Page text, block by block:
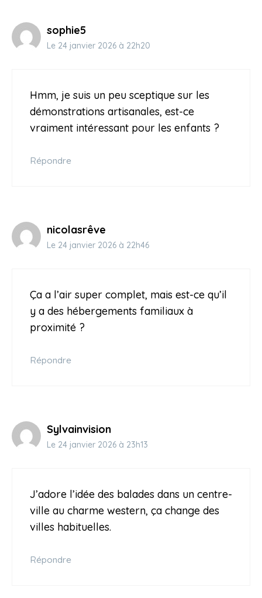
sophie5
Le 24 janvier 2026 à 22h20
Hmm, je suis un peu sceptique sur les
démonstrations artisanales, est-ce
vraiment intéressant pour les enfants ?
Répondre
nicolasrêve
Le 24 janvier 2026 à 22h46
Ça a l’air super complet, mais est-ce qu’il
y a des hébergements familiaux à
proximité ?
Répondre
Sylvainvision
Le 24 janvier 2026 à 23h13
J’adore l’idée des balades dans un centre-
ville au charme western, ça change des
villes habituelles.
Répondre